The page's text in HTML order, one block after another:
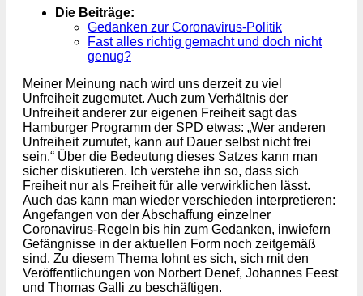
Die Beiträge:
Gedanken zur Coronavirus-Politik
Fast alles richtig gemacht und doch nicht
genug?
Meiner Meinung nach wird uns derzeit zu viel
Unfreiheit zugemutet. Auch zum Verhältnis der
Unfreiheit anderer zur eigenen Freiheit sagt das
Hamburger Programm der SPD etwas: „Wer anderen
Unfreiheit zumutet, kann auf Dauer selbst nicht frei
sein.“ Über die Bedeutung dieses Satzes kann man
sicher diskutieren. Ich verstehe ihn so, dass sich
Freiheit nur als Freiheit für alle verwirklichen lässt.
Auch das kann man wieder verschieden interpretieren:
Angefangen von der Abschaffung einzelner
Coronavirus-Regeln bis hin zum Gedanken, inwiefern
Gefängnisse in der aktuellen Form noch zeitgemäß
sind. Zu diesem Thema lohnt es sich, sich mit den
Veröffentlichungen von Norbert Denef, Johannes Feest
und Thomas Galli zu beschäftigen.